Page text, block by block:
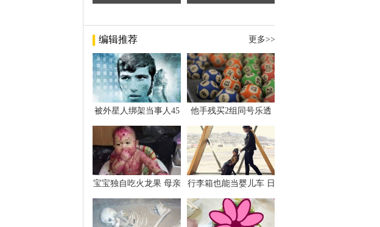
编辑推荐 更多>>
被外星人绑架当事人45
斯卡古拉事件
他手残买2组同号乐透
万
宝宝独自吃火龙果 母亲
行李箱也能当婴儿车 日